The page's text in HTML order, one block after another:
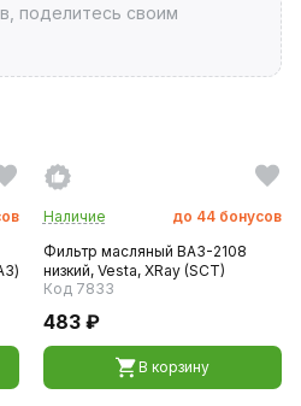
поделитесь своим
Наличие до 44 бонусов
Фильтр масляный ВАЗ-2108
низкий, Vesta, XRay (SCT)
Код 7833
483 ₽
В корзину